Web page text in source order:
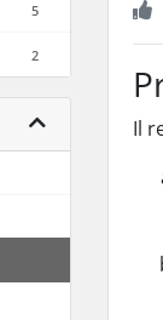
5
2
Il